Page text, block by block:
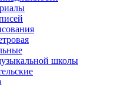
школы